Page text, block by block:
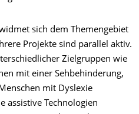
sich dem Themengebiet
Projekte sind parallel aktiv.
Zielgruppen wie
mit einer Sehbehinderung,
mit Dyslexie
assistive Technologien